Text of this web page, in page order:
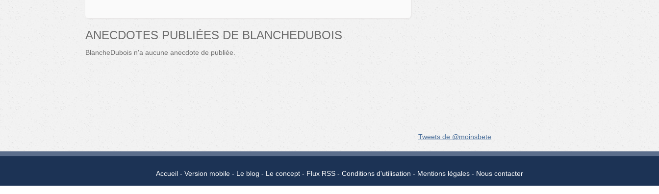
ANECDOTES PUBLIÉES DE BLANCHEDUBOIS
BlancheDubois n'a aucune anecdote de publiée.
Tweets de @moinsbete
Accueil Version mobile Le blog Le concept Flux RSS Conditions d'utilisation Mentions légales Nous contacter